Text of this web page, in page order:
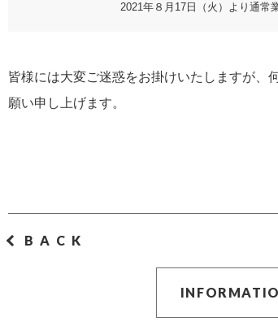
2021年８月17日（火）より通常
皆様には大変ご迷惑をお掛けいたしますが、
願い申し上げます。
BACK